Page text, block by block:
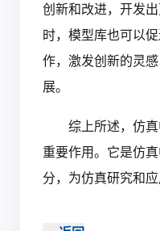
创新和改进，开发
时，模型库也可以
作，激发创新的灵
展。
综上所述，仿
重要作用。它是仿
分，为仿真研究和